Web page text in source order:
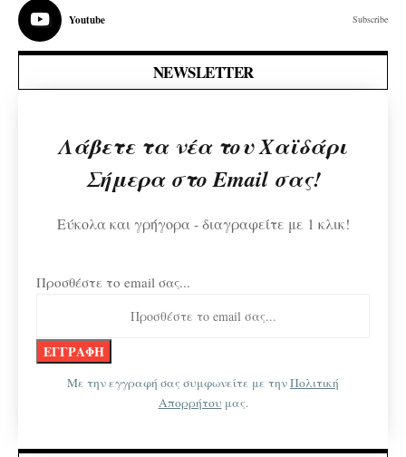
Youtube Subscribe
NEWSLETTER
Λάβετε τα νέα του Χαϊδάρι
Σήμερα στο Email σας!
Εύκολα και γρήγορα - διαγραφείτε με 1 κλικ!
Προσθέστε το email σας...
Με την εγγραφή σας συμφωνείτε με τηνΠολιτική
Απορρήτου μας.